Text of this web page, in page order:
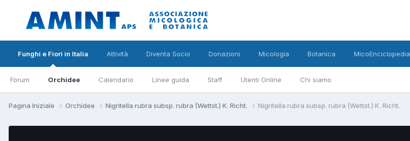
Funghi e Fiori in Italia
Forum Orchidee Calendario Linee guida Staff Utenti Online Chi siamo
Attività Diventa Socio Donazioni Micologia Botanica MicoEnciclopedia
Pagina Iniziale Orchidee Nigritella rubra subsp. rubra (Wettst.) K. Richt. Nigritella rubra subsp. rubra (Wettst.) K. Richt.